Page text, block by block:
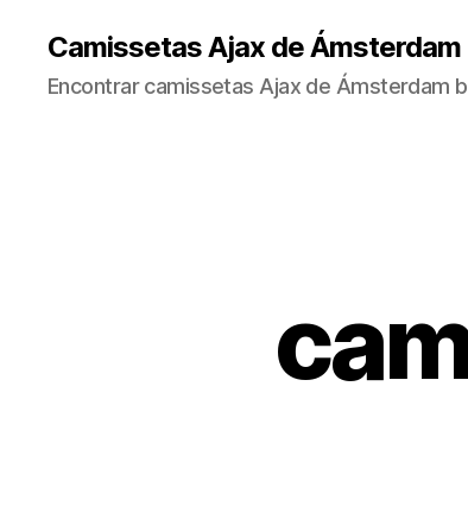
Camissetas Ajax de
Encontrar camissetas Ajax de Ámsterdam